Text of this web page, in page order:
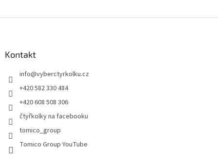
Kontakt
info@vyberctyrkolku.cz
+420 582 330 484
+420 608 508 306
čtyřkolky na facebooku
tomico_group
Tomico Group YouTube